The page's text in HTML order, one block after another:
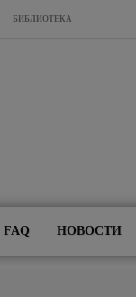
БИБЛИОТЕКА
FAQ НОВОСТИ